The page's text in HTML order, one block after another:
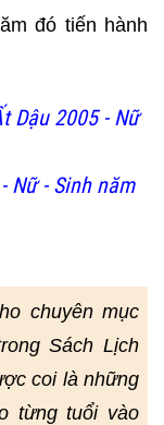
đó tiến hành
Dậu 2005 - Nữ
Nữ - Sinh năm
chuyên mục
Sách Lịch
coi là những
từng tuổi vào